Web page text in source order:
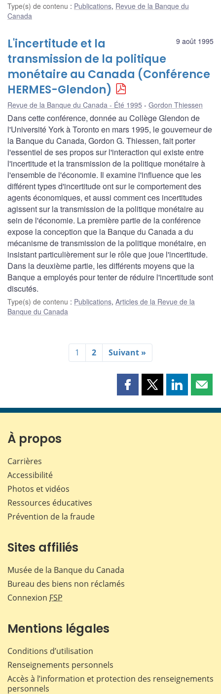
Type(s) de contenu : Publications, Revue de la Banque du
Canada
9 août 1995
L'incertitude et la
transmission de la politique
monétaire au Canada (Conférence
HERMES-Glendon)
Revue de la Banque du Canada - Été 1995 Gordon Thiessen
Dans cette conférence, donnée au Collège Glendon de
l'Université York à Toronto en mars 1995, le gouverneur de
la Banque du Canada, Gordon G. Thiessen, fait porter
l'essentiel de ses propos sur l'interaction qui existe entre
l'incertitude et la transmission de la politique monétaire à
l'ensemble de l'économie. Il examine l'influence que les
différent types d'incertitude ont sur le comportement des
agents économiques, et aussi comment ces incertitudes
agissent sur la transmission de la politique monétaire au
sein de l'économie. La première partie de la conférence
expose la conception que la Banque du Canada a du
mécanisme de transmission de la politique monétaire, en
insistant particulièrement sur le rôle que joue l'incertitude.
Dans la deuxième partie, les différents moyens que la
Banque a employés pour tenter de réduire l'incertitude sont
discutés.
Type(s) de contenu : Publications, Articles de la Revue de la
Banque du Canada
1 2 Suivant »
Partager
page
Partager
page
Partager
page page
À propos
Carrières
Accessibilité
Photos et vidéos
Ressources éducatives
Prévention de la fraude
Sites affiliés
Musée de la Banque du Canada
Bureau des biens non réclamés
Connexion FSP
Mentions légales
Conditions d’utilisation
Renseignements personnels
Accès à l’information et protection des renseignements
personnels